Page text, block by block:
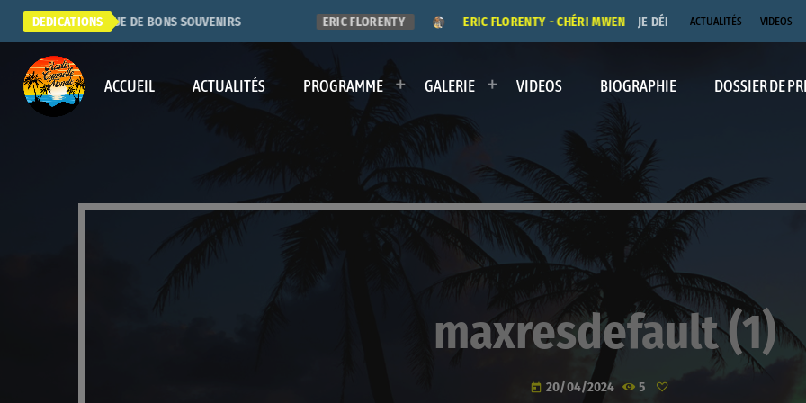
DEDICATIONS
RADIO. QUE DE BONS SOUVENIRS ERIC FLORENTY ERIC FLORENTY - CHÉRI MWEN JE DÉDICACE LE TITRE "CHÉRI
ACTUALITÉS VIDEOS
ACCUEIL ACTUALITÉS PROGRAMME GALERIE VIDEOS BIOGRAPHIE DOSSIER DE
maxresdefault (1)
today 20/04/2024 5